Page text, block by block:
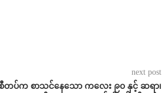
next post
တပ်က စာသင်နေသော ကလေး ၉၀ နှင့် ဆရာ၊